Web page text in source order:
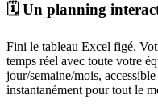
🗓️ Un planning
Fini le tableau Excel figé.
temps réel avec toute votre
jour/semaine/mois,
instantanément pour tout le